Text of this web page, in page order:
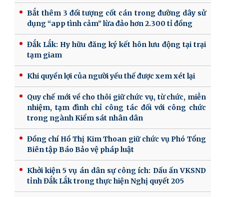
Bắt thêm 3 đối tượng cốt cán trong đường dây sử
dụng “app tình cảm” lừa đảo hơn 2.300 tỉ đồng
Đắk Lắk: Hy hữu đăng ký kết hôn lưu động tại trại
tạm giam
Khi quyền lợi của người yếu thế được xem xét lại
Quy chế mới về cho thôi giữ chức vụ, từ chức, miễn
nhiệm, tạm đình chỉ công tác đối với công chức
trong ngành Kiểm sát nhân dân
Đồng chí Hồ Thị Kim Thoan giữ chức vụ Phó Tổng
Biên tập Báo Bảo vệ pháp luật
Khởi kiện 5 vụ án dân sự công ích: Dấu ấn VKSND
tỉnh Đắk Lắk trong thực hiện Nghị quyết 205